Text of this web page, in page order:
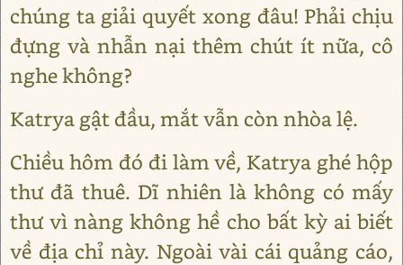
chúng ta giải quyết xong đâu! Phải chịu
đựng và nhẫn nại thêm chút ít nữa, cô
nghe không?
Katrya gật đầu, mắt vẫn còn nhòa lệ.
Chiều hôm đó đi làm về, Katrya ghé hộp
thư đã thuê. Dĩ nhiên là không có mấy
thư vì nàng không hề cho bất kỳ ai biết
về địa chỉ này. Ngoài vài cái quảng cáo,